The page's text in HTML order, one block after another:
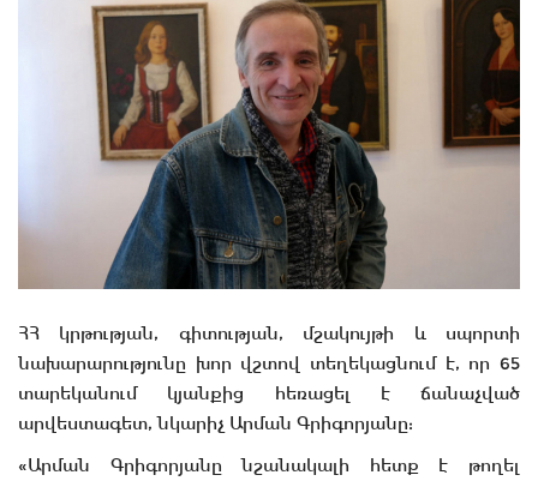
ՀՀ կրթության, գիտության, մշակույթի և սպորտի
նախարարությունը խոր վշտով տեղեկացնում է, որ 65
տարեկանում կյանքից հեռացել է ճանաչված
արվեստագետ, նկարիչ Արման Գրիգորյանը:
«Արման Գրիգորյանը նշանակալի հետք է թողել